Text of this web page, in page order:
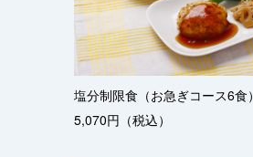
塩分制限食（お急ぎコース6食）
5,070円（税込）